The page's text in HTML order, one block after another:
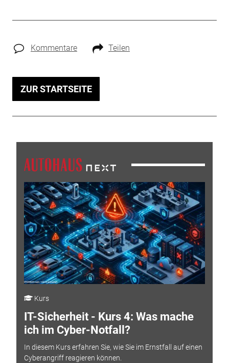
Kommentare Teilen
ZUR STARTSEITE
Kurs
IT-Sicherheit - Kurs 4: Was mache
ich im Cyber-Notfall?
In diesem Kurs erfahren Sie, wie Sie im Ernstfall auf einen
Cyberangriff reagieren können.